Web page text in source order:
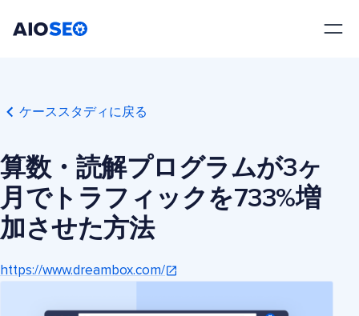
ケーススタディに戻る
算数・読解プログラムが3ヶ
月でトラフィックを733%増
加させた方法
https://www.dreambox.com/